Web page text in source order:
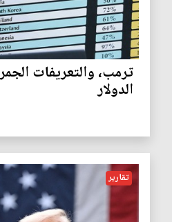
ترمب، والتعريفات
الدولار
تقارير